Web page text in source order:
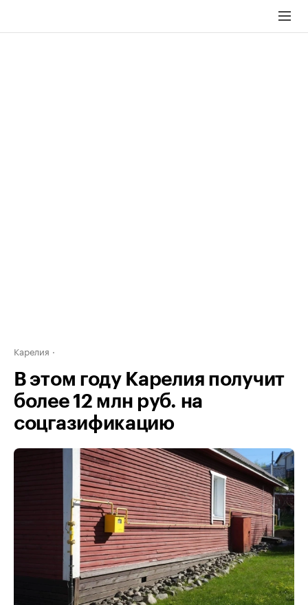
Карелия
В этом году Карелия получит
более 12 млн руб. на
соцгазификацию